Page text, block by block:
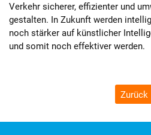
Verkehr sicherer, effizienter und
gestalten. In Zukunft werden
noch stärker auf künstlicher
und somit noch effektiver werden.
Zurück